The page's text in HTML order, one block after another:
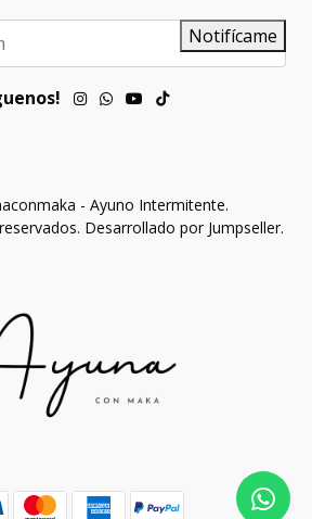
Notifícame
- Ayuno Intermitente.
Desarrollado por Jumpseller.